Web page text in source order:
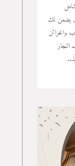
يضمن لك
والخزائن